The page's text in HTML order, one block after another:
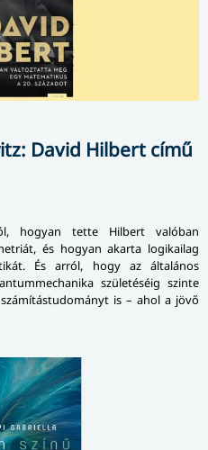
David Hilbert című
hogyan tette Hilbert valóban
és hogyan akarta logikailag
És arról, hogy az általános
születéséig szinte
is – ahol a jövő